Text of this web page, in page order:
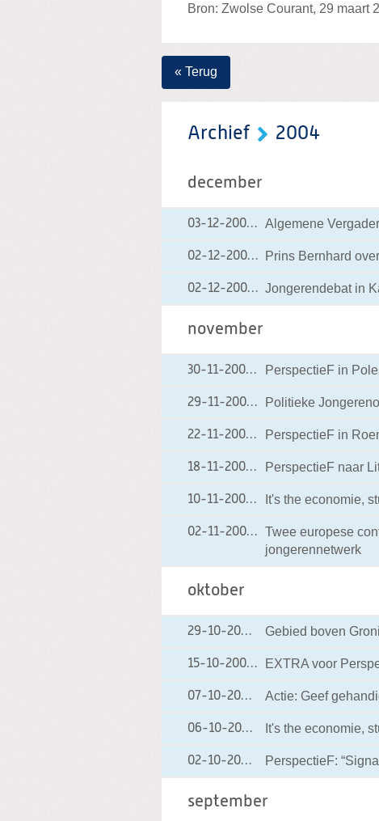
Bron: Zwolse Courant, 29 maart
« Terug
Archief 2004
december
03-12-200403-12-2004 12:13
Algemene
02-12-200402-12-2004 21:20
Prins Bernhard
02-12-200402-12-2004 10:25
Jongerendebat in
november
30-11-200430-11-2004 00:00
PerspectieF in
29-11-200429-11-2004 18:24
Politieke
22-11-200422-11-2004 00:00
PerspectieF in
18-11-200418-11-2004 00:00
PerspectieF naar
10-11-200410-11-2004 00:00
It's the economie,
02-11-200402-11-2004 00:00
Twee europese
jongerennetwerk
oktober
29-10-2004 29-10-2004 00:00
Gebied boven
15-10-200415-10-2004 00:00
EXTRA voor
07-10-2004 07-10-2004 00:00
Actie: Geef
06-10-2004 06-10-2004 00:00
It's the economie,
02-10-2004 02-10-2004 00:00
PerspectieF:
september